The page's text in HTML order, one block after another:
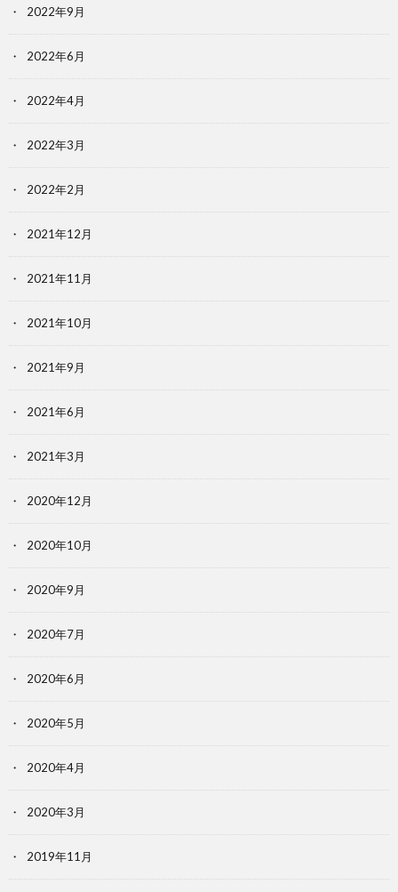
2022年9月
2022年6月
2022年4月
2022年3月
2022年2月
2021年12月
2021年11月
2021年10月
2021年9月
2021年6月
2021年3月
2020年12月
2020年10月
2020年9月
2020年7月
2020年6月
2020年5月
2020年4月
2020年3月
2019年11月